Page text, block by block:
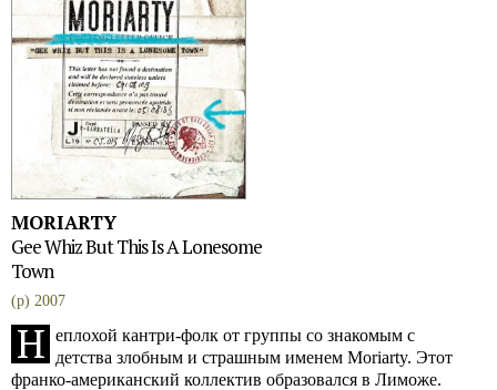
MORIARTY
Gee Whiz But This Is A Lonesome
Town
(p) 2007
Н еплохой кантри-фолк от группы со знакомым с
детства злобным и страшным именем Moriarty. Этот
франко-американский коллектив образовался в Лиможе.